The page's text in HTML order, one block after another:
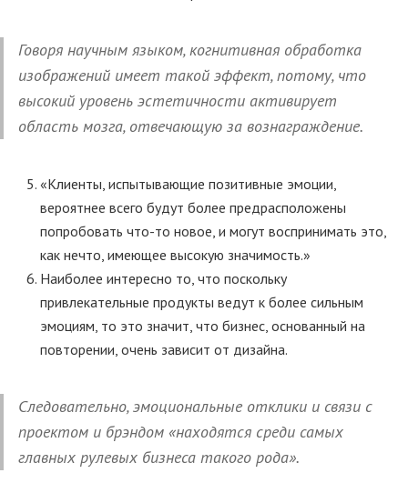
Говоря научным языком, когнитивная обработка
изображений имеет такой эффект, потому, что
высокий уровень эстетичности активирует
область мозга, отвечающую за вознаграждение.
«Клиенты, испытывающие позитивные эмоции,
вероятнее всего будут более предрасположены
попробовать что-то новое, и могут воспринимать это,
как нечто, имеющее высокую значимость.»
Наиболее интересно то, что поскольку
привлекательные продукты ведут к более сильным
эмоциям, то это значит, что бизнес, основанный на
повторении, очень зависит от дизайна.
Следовательно, эмоциональные отклики и связи с
проектом и брэндом «находятся среди самых
главных рулевых бизнеса такого рода».